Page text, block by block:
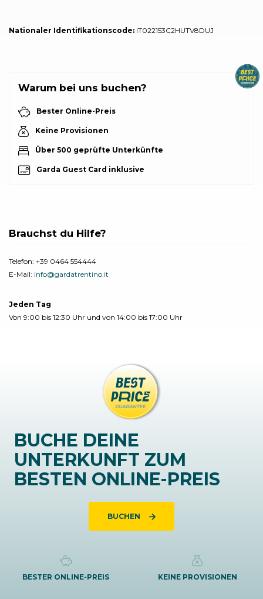
Nationaler Identifikationscode: IT022153C2HUTV8DUJ
Warum bei uns buchen?
Bester Online-Preis
Keine Provisionen
Über 500 geprüfte Unterkünfte
Garda Guest Card inklusive
Brauchst du Hilfe?
Telefon: +39 0464 554444
E-Mail: info@gardatrentino.it
Jeden Tag
Von 9:00 bis 12:30 Uhr und von 14:00 bis 17:00 Uhr
BUCHE DEINE
UNTERKUNFT ZUM
BESTEN ONLINE-PREIS
BUCHEN
BESTER ONLINE-PREIS KEINE PROVISIONEN